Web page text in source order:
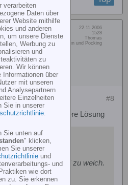
Dabei seit:
22.11.2006
Beiträge:
1528
Vorname:
Thomas
Wohn/Flugort: München und Pocking
#8
saubere Lösung
oder ?
sind aber nen bissi zu weich.
wieder dran.
verarbeiten
Daten über
Website mithilfe
und anderen
um unsere Dienste
Werbung zu
und
zu
Wir können
Informationen über
mit unseren
Analysepartnern
Einzelheiten
Sie in unserer
.
Sie unten auf
" klicken,
Sie unserer
und
und
wie dort
zu. Sie erkennen